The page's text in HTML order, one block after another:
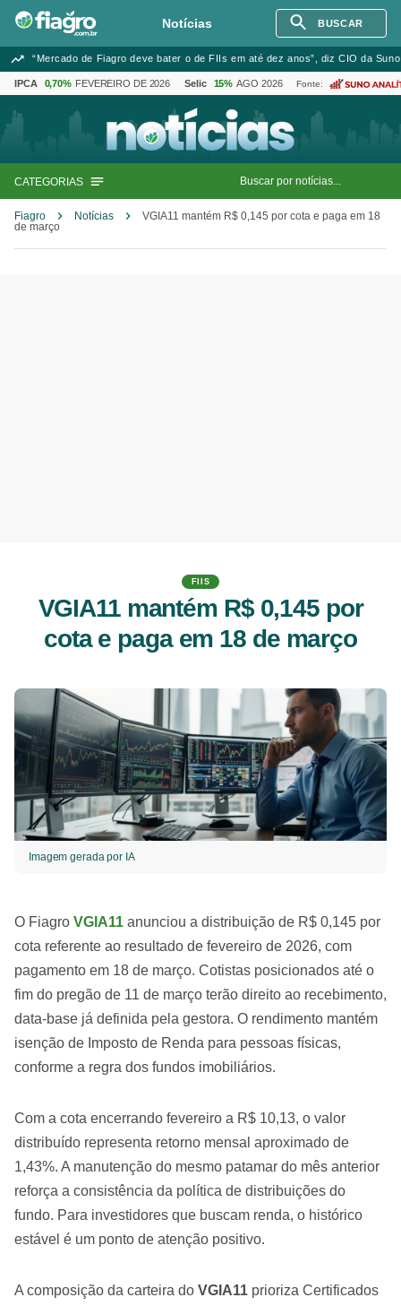
Notícias BUSCAR
“Mercado de Fiagro deve bater o de FIIs em até dez anos”, diz CIO da
IPCA 0,70% FEVEREIRO DE 2026 Selic 15% AGO 2026 Fonte:
CATEGORIAS
Fiagro Notícias
VGIA11 mantém R$ 0,145 por cota e paga em 18
de março
FIIS
VGIA11 mantém R$ 0,145 por
cota e paga em 18 de março
Imagem gerada por IA
O Fiagro VGIA11 anunciou a distribuição de R$ 0,145 por
cota referente ao resultado de fevereiro de 2026, com
pagamento em 18 de março. Cotistas posicionados até o
fim do pregão de 11 de março terão direito ao recebimento,
data-base já definida pela gestora. O rendimento mantém
isenção de Imposto de Renda para pessoas físicas,
conforme a regra dos fundos imobiliários.
Com a cota encerrando fevereiro a R$ 10,13, o valor
distribuído representa retorno mensal aproximado de
1,43%. A manutenção do mesmo patamar do mês anterior
reforça a consistência da política de distribuições do
fundo. Para investidores que buscam renda, o histórico
estável é um ponto de atenção positivo.
A composição da carteira do VGIA11 prioriza Certificados